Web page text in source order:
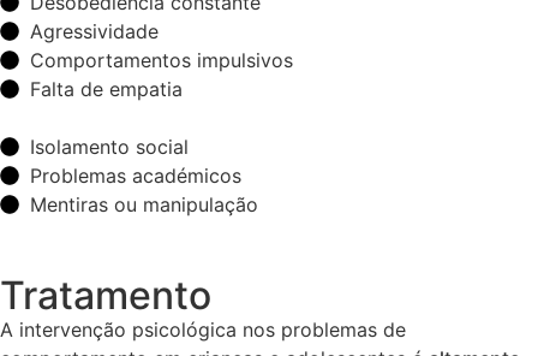
Agressividade
Comportamentos impulsivos
Falta de empatia
Isolamento social
Problemas académicos
Mentiras ou manipulação
Tratamento
A intervenção psicológica nos problemas de